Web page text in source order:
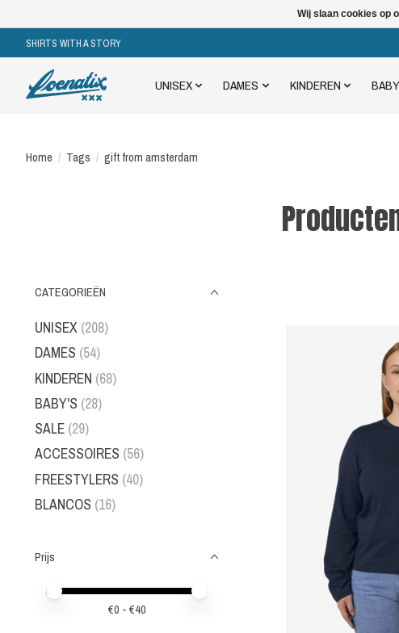
SHIRTS WITH A STORY
UNISEX DAMES KINDEREN
Home / Tags / gift from amsterdam
CATEGORIEËN
UNISEX (208)
DAMES (54)
KINDEREN (68)
BABY'S (28)
SALE (29)
ACCESSOIRES (56)
FREESTYLERS (40)
BLANCOS (16)
Prijs
Minimale prijswaarde
Price maximum value
€0 - €40
Wij slaan cookies op